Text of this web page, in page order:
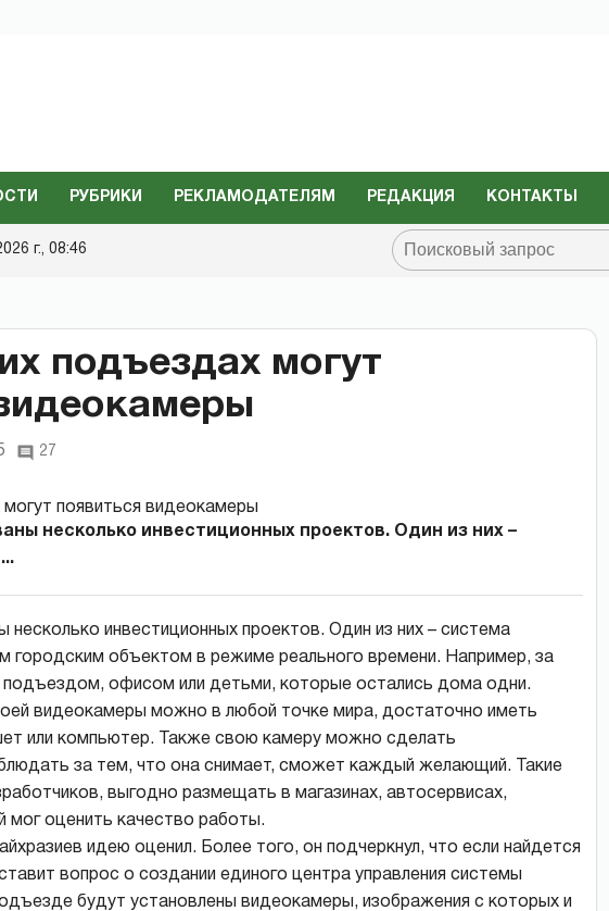
РУБРИКИ РЕКЛАМОДАТЕЛЯМ РЕДАКЦИЯ КОНТАКТЫ
г., 08:46
подъездах могут
27
несколько инвестиционных проектов. Один из них –
несколько инвестиционных проектов. Один из них – система
городским объектом в режиме реального времени. Например, за
подъездом, офисом или детьми, которые остались дома одни.
видеокамеры можно в любой точке мира, достаточно иметь
или компьютер. Также свою камеру можно сделать
за тем, что она снимает, сможет каждый желающий. Такие
выгодно размещать в магазинах, автосервисах,
мог оценить качество работы.
идею оценил. Более того, он подчеркнул, что если найдется
вопрос о создании единого центра управления системы
будут установлены видеокамеры, изображения с которых и